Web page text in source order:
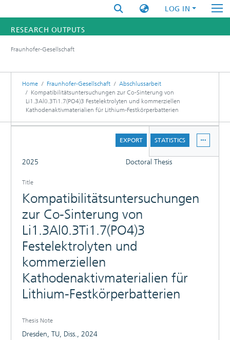
LOG IN
RESEARCH OUTPUTS
RESEARCHERS
INSTITUTES
Fraunhofer-Gesellschaft
Home Fraunhofer-Gesellschaft
Abschlussarbeit
Kompatibilitätsuntersuchungen zur Co-Sinterung von
Li1.3Al0.3Ti1.7(PO4)3 Festelektrolyten und kommerziellen
Kathodenaktivmaterialien für Lithium-Festkörperbatterien
EXPORT STATISTICS
2025 Doctoral Thesis
Title
Kompatibilitätsuntersuchungen
zur Co-Sinterung von
Li1.3Al0.3Ti1.7(PO4)3
Festelektrolyten und
kommerziellen
Kathodenaktivmaterialien für
Lithium-Festkörperbatterien
Thesis Note
Dresden, TU, Diss., 2024